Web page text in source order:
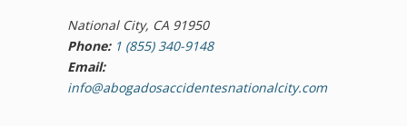
National City, CA 91950
Phone: 1 (855) 340-9148
Email:
info@abogadosaccidentesnationalcity.com